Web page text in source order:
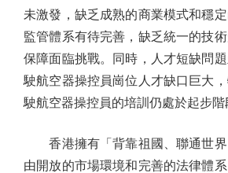
未激發，缺乏成熟的商業模式和穩
監管體系有待完善，缺乏統一的技
保障面臨挑戰。同時，人才短缺問
駛航空器操控員崗位人才缺口巨大
駛航空器操控員的培訓仍處於起步階
香港擁有「背靠祖國、聯通世界
由開放的市場環境和完善的法律體系